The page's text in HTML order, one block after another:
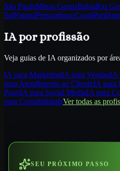
São PauloMinas GeraisBahiaRio
SulParanáPernambucoCearáPará
IA por profissão
Veja guias de IA organizados por
IA para MarketingIA para VendasIA
para Atendimento ao ClienteIA para
PagoIA para Social MediaIA para
para ContabilidadeVer todas as
SEU PRÓXIMO PASSO